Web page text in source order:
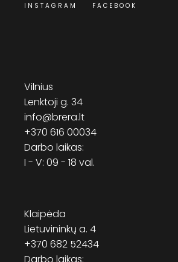
INSTAGRAM FACEBOOK
Vilnius
Lenktoji g. 34
info@brera.lt
+370 616 00034
Darbo laikas:
I - V: 09 - 18 val.
Klaipėda
Lietuvininkų a. 4
+370 682 52434
Darbo laikas: